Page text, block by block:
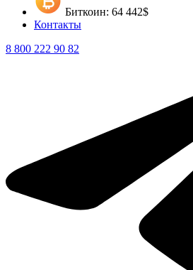
Биткоин: 64 442$
Контакты
8 800 222 90 82